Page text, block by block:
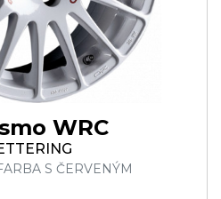
WRC
S ČERVENÝM